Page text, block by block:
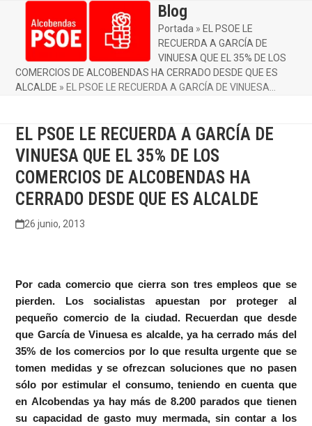
contentmobile
menu
mobile
menu
Blog
Portada » EL PSOE LE
RECUERDA A GARCÍA DE
VINUESA QUE EL 35% DE LOS
COMERCIOS DE ALCOBENDAS HA CERRADO DESDE QUE ES
ALCALDE » EL PSOE LE RECUERDA A GARCÍA DE VINUESA…
EL PSOE LE RECUERDA A GARCÍA DE
VINUESA QUE EL 35% DE LOS
COMERCIOS DE ALCOBENDAS HA
CERRADO DESDE QUE ES ALCALDE
26 junio, 2013
Por cada comercio que cierra son tres empleos que se
pierden. Los socialistas apuestan por proteger al
pequeño comercio de la ciudad. Recuerdan que desde
que García de Vinuesa es alcalde, ya ha cerrado más del
35% de los comercios por lo que resulta urgente que se
tomen medidas y se ofrezcan soluciones que no pasen
sólo por estimular el consumo, teniendo en cuenta que
en Alcobendas ya hay más de 8.200 parados que tienen
su capacidad de gasto muy mermada, sin contar a los